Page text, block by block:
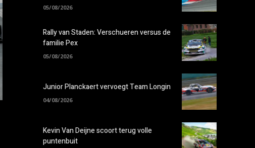
05/08/2026
Rally van Staden: Verschueren versus de
familie Pex
05/08/2026
Junior Planckaert vervoegt Team Longin
04/08/2026
Kevin Van Deijne scoort terug volle
puntenbuit